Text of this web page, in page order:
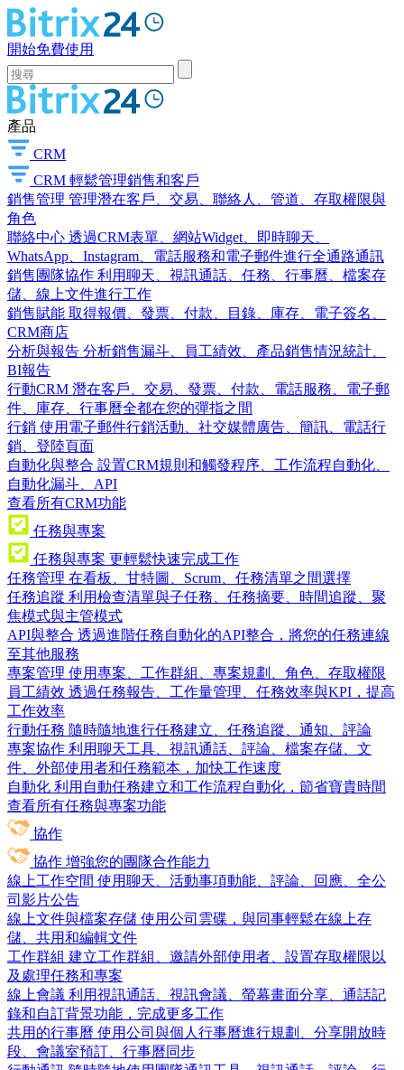
開始免費使用
產品
CRM
CRM 輕鬆管理銷售和客戶
銷售管理 管理潛在客戶、交易、聯絡人、管道、存取權限與
角色
聯絡中心 透過CRM表單、網站Widget、即時聊天、
WhatsApp、Instagram、電話服務和電子郵件進行全通路通訊
銷售團隊協作 利用聊天、視訊通話、任務、行事曆、檔案存
儲、線上文件進行工作
銷售賦能 取得報價、發票、付款、目錄、庫存、電子簽名、
CRM商店
分析與報告 分析銷售漏斗、員工績效、產品銷售情況統計、
BI報告
行動CRM 潛在客戶、交易、發票、付款、電話服務、電子郵
件、庫存、行事曆全都在您的彈指之間
行銷 使用電子郵件行銷活動、社交媒體廣告、簡訊、電話行
銷、登陸頁面
自動化與整合 設置CRM規則和觸發程序、工作流程自動化、
自動化漏斗、API
查看所有CRM功能
任務與專案
任務與專案 更輕鬆快速完成工作
任務管理 在看板、甘特圖、Scrum、任務清單之間選擇
任務追蹤 利用檢查清單與子任務、任務摘要、時間追蹤、聚
焦模式與主管模式
API與整合 透過進階任務自動化的API整合，將您的任務連線
至其他服務
專案管理 使用專案、工作群組、專案規劃、角色、存取權限
員工績效 透過任務報告、工作量管理、任務效率與KPI，提高
工作效率
行動任務 隨時隨地進行任務建立、任務追蹤、通知、評論
專案協作 利用聊天工具、視訊通話、評論、檔案存儲、文
件、外部使用者和任務範本，加快工作速度
自動化 利用自動任務建立和工作流程自動化，節省寶貴時間
查看所有任務與專案功能
協作
協作 增強您的團隊合作能力
線上工作空間 使用聊天、活動事項動能、評論、回應、全公
司影片公告
線上文件與檔案存儲 使用公司雲碟，與同事輕鬆在線上存
儲、共用和編輯文件
工作群組 建立工作群組、邀請外部使用者、設置存取權限以
及處理任務和專案
線上會議 利用視訊通話、視訊會議、螢幕畫面分享、通話記
錄和自訂背景功能，完成更多工作
共用的行事曆 使用公司與個人行事曆進行規劃、分享開放時
段、會議室預訂、行事曆同步